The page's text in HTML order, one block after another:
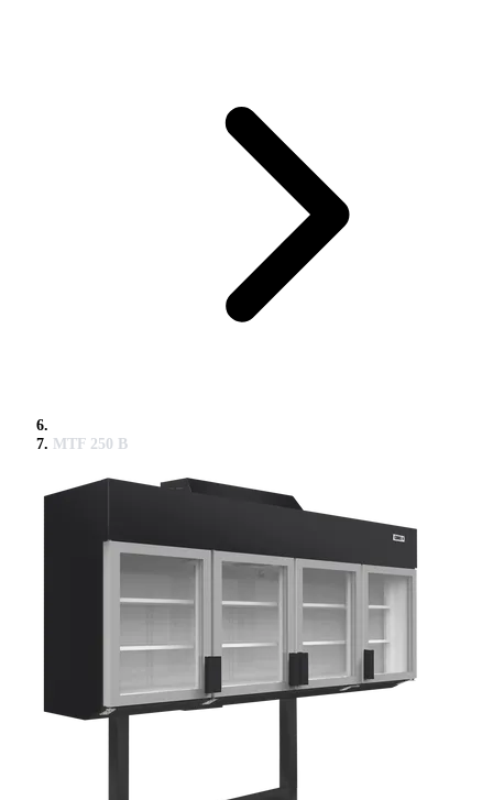
MTF 250 B